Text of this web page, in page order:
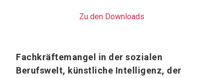
Zu den Downloads
Fachkräftemangel in der sozialen
Berufswelt, künstliche Intelligenz, der